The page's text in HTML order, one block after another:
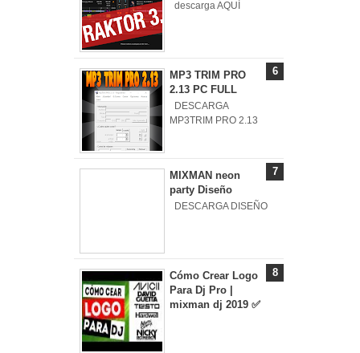
descarga AQUÍ
MP3 TRIM PRO
2.13 PC FULL
DESCARGA
MP3TRIM PRO 2.13
MIXMAN neon
party Diseño
DESCARGA DISEÑO
Cómo Crear Logo
Para Dj Pro |
mixman dj 2019 ✅